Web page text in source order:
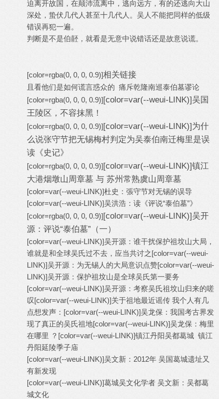
迫离开故国，在颠沛流离中，逃向远方，有的还逃向大山
深处，蛰伏几代人甚至十几代人。吴人不能把同样的低级
错误再犯一遍。
判断是不是伯噽，就看是无意中说错话还是故意说谎。
[color=rgba(0, 0, 0, 0.9)]相关链接
且看他们是如何谎言惑众的 痛斥乾隆南巡泰伯墓谬论
[color=rgba(0, 0, 0, 0.9)][color=var(--weui-LINK)]吴国
王陵区，不容抹黑！
[color=rgba(0, 0, 0, 0.9)][color=var(--weui-LINK)]为什
么说张守节把无锡梅村判定为吴泰伯南迁梅里是误
读《史记》
[color=rgba(0, 0, 0, 0.9)][color=var(--weui-LINK)]镇江
大港烟墩山周章墓 与 苏州常熟虞山周章墓
[color=var(--weui-LINK)]杜史：張守节对无锡的误导
[color=var(--weui-LINK)]吴洪浩：读《评说“泰伯墓”》
[color=rgba(0, 0, 0, 0.9)][color=var(--weui-LINK)]吴开
源：评说“泰伯墓”（一）
[color=var(--weui-LINK)]吴开源：谁干扰保护祖坟山大局，
谁就是和全球吴氏过不去，应当共讨之[color=var(--weui-
LINK)]吴开源：为无锡人的大局意识点赞[color=var(--weui-
LINK)]吴开源：保护祖坟山是全球吴氏第一要务
[color=var(--weui-LINK)]吴开源：考察吴氏祖坟山归来的嗟
叹[color=var(--weui-LINK)]关于祖地最近谣传 我个人有几
点想发声： [color=var(--weui-LINK)]吴龙保：我国考古界发
现了真正的吴氏祖地[color=var(--weui-LINK)]吴龙保：梅里
在哪里 ？ [color=var(--weui-LINK)]镇江丹阳吴都葛城 镇江
丹阳延陵季子庙
[color=var(--weui-LINK)]吴文新：2012年 吴国葛城遗址又
有新发现
[color=var(--weui-LINK)]葛城吴文化学者 吴文新：吴都葛
城文化